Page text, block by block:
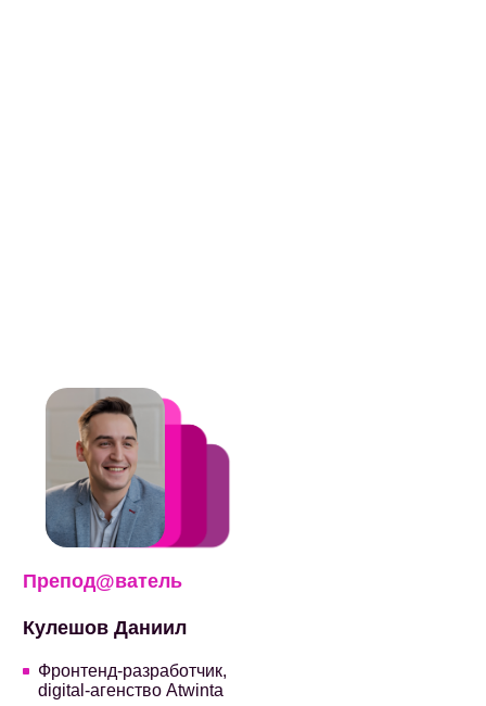
Препод@ватель
Кулешов Даниил
Фронтенд-разработчик,
digital-агенство Atwinta